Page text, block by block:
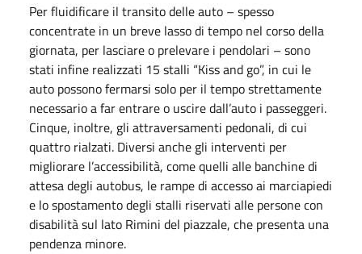
Per fluidificare il transito delle auto – spesso
concentrate in un breve lasso di tempo nel corso della
giornata, per lasciare o prelevare i pendolari – sono
stati infine realizzati 15 stalli “Kiss and go”, in cui le
auto possono fermarsi solo per il tempo strettamente
necessario a far entrare o uscire dall’auto i passeggeri.
Cinque, inoltre, gli attraversamenti pedonali, di cui
quattro rialzati. Diversi anche gli interventi per
migliorare l’accessibilità, come quelli alle banchine di
attesa degli autobus, le rampe di accesso ai marciapiedi
e lo spostamento degli stalli riservati alle persone con
disabilità sul lato Rimini del piazzale, che presenta una
pendenza minore.